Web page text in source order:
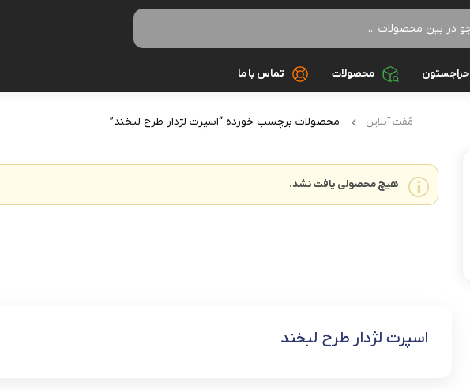
بافت
حراجستون محصولات تماس با ما
مُفت آنلاین محصولات برچسب خورده “اسپرت لژدار طرح لبخند”
هیچ محصولی یافت نشد.
اسپرت لژدار طرح لبخند